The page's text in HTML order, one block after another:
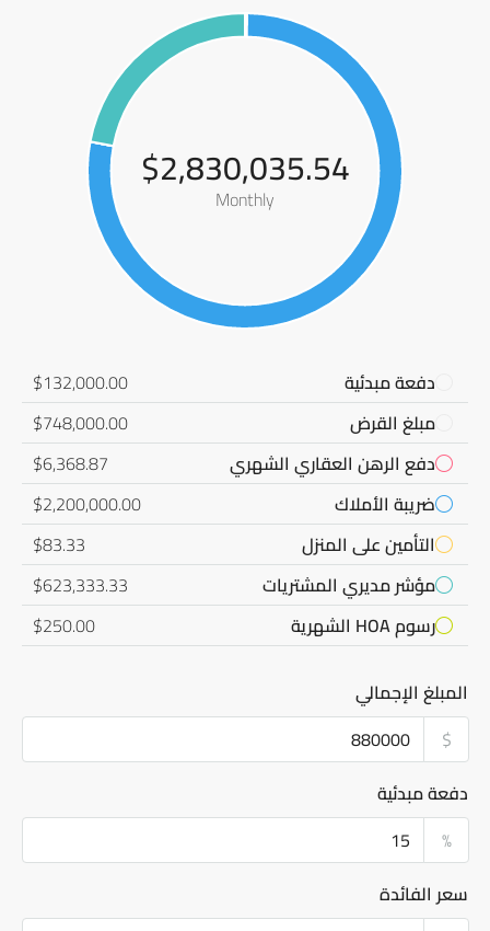
$2,830,035.54
Monthly
دفعة مبدئية
$132,000.00
مبلغ القرض
$748,000.00
دفع الرهن العقاري الشهري
$6,368.87
ضريبة الأملاك
$2,200,000.00
التأمين على المنزل
$83.33
مؤشر مديري المشتريات
$623,333.33
رسوم HOA الشهرية
$250.00
المبلغ الإجمالي
$
دفعة مبدئية
%
سعر الفائدة